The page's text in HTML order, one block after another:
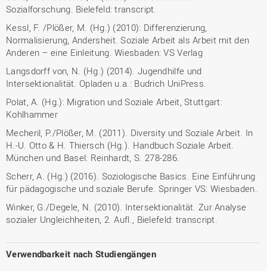
Sozialforschung. Bielefeld: transcript.
Kessl, F. /Plößer, M. (Hg.) (2010): Differenzierung,
Normalisierung, Andersheit. Soziale Arbeit als Arbeit mit den
Anderen – eine Einleitung. Wiesbaden: VS Verlag
Langsdorff von, N. (Hg.) (2014). Jugendhilfe und
Intersektionalität. Opladen u.a.: Budrich UniPress.
Polat, A. (Hg.): Migration und Soziale Arbeit, Stuttgart:
Kohlhammer
Mecheril, P./Plößer, M. (2011). Diversity und Soziale Arbeit. In
H.-U. Otto & H. Thiersch (Hg.). Handbuch Soziale Arbeit.
München und Basel: Reinhardt, S. 278-286.
Scherr, A. (Hg.) (2016). Soziologische Basics. Eine Einführung
für pädagogische und soziale Berufe. Springer VS: Wiesbaden.
Winker, G./Degele, N. (2010). Intersektionalität. Zur Analyse
sozialer Ungleichheiten, 2. Aufl., Bielefeld: transcript.
Verwendbarkeit nach Studiengängen